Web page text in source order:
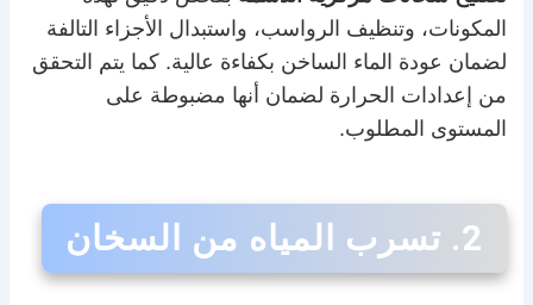
المكونات، وتنظيف الرواسب، واستبدال الأجزاء التالفة
لضمان عودة الماء الساخن بكفاءة عالية. كما يتم التحقق
من إعدادات الحرارة لضمان أنها مضبوطة على
المستوى المطلوب.
2. تسرب المياه من السخان